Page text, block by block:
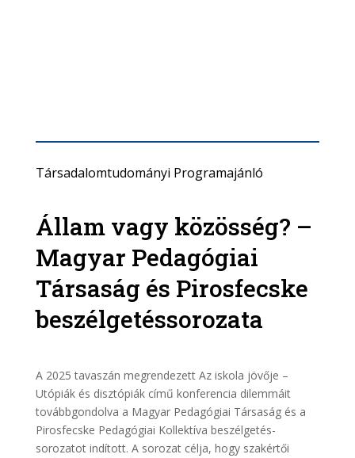
Társadalomtudományi Programajánló
Állam vagy közösség? –
Magyar Pedagógiai
Társaság és Pirosfecske
beszélgetéssorozata
A 2025 tavaszán megrendezett Az iskola jövője –
Utópiák és disztópiák című konferencia dilemmáit
továbbgondolva a Magyar Pedagógiai Társaság és a
Pirosfecske Pedagógiai Kollektíva beszélgetés-
sorozatot indított. A sorozat célja, hogy szakértői